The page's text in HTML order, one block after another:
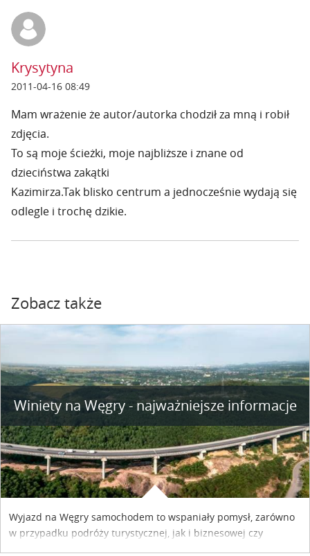
Krysytyna
2011-04-16 08:49
Mam wrażenie że autor/autorka chodził za mną i robił
zdjęcia.
To są moje ścieżki, moje najbliższe i znane od
dzieciństwa zakątki
Kazimirza.Tak blisko centrum a jednocześnie wydają się
odlegle i trochę dzikie.
Zobacz także
Winiety na Węgry - najważniejsze informacje
Wyjazd na Węgry samochodem to wspaniały pomysł, zarówno
w przypadku podróży turystycznej, jak i biznesowej czy